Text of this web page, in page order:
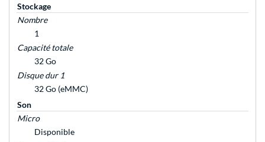
Stockage
Nombre
1
Capacité totale
32 Go
Disque dur 1
32 Go (eMMC)
Son
Micro
Disponible